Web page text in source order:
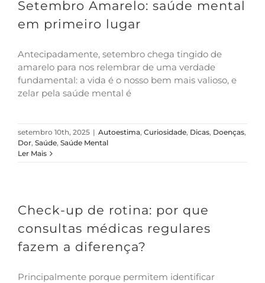
Setembro Amarelo: saúde mental
em primeiro lugar
Antecipadamente, setembro chega tingido de
amarelo para nos relembrar de uma verdade
fundamental: a vida é o nosso bem mais valioso, e
zelar pela saúde mental é
setembro 10th, 2025 | Autoestima, Curiosidade, Dicas, Doenças,
Dor, Saúde, Saúde Mental
Ler Mais
Check-up de rotina: por que
consultas médicas regulares
fazem a diferença?
Principalmente porque permitem identificar